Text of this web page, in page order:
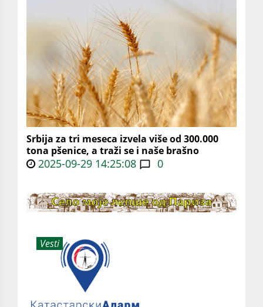
Srbija za tri meseca izvela više od 300.000
tona pšenice, a traži se i naše brašno
2025-09-29 14:25:08 0
Vesti